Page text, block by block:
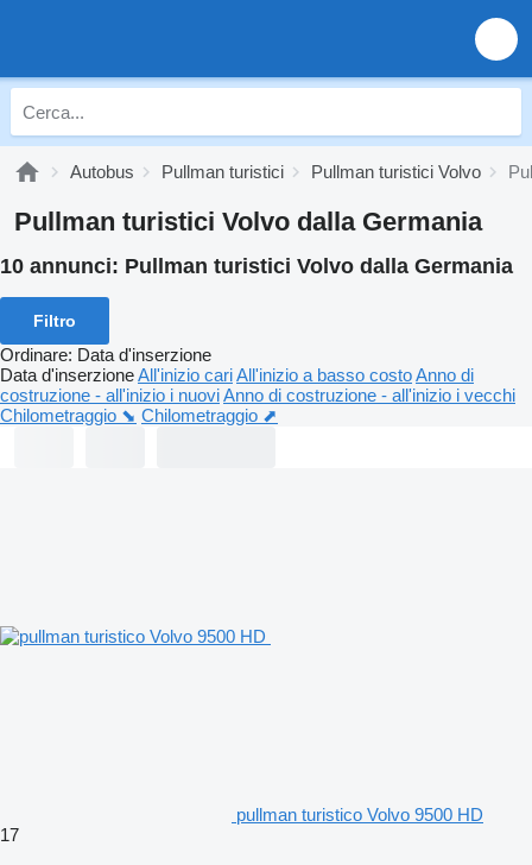
Autobus Pullman turistici Pullman turistici Volvo
Pullman turistici Volvo dalla Germania
10 annunci: Pullman turistici Volvo dalla Germania
Filtro
Ordinare: Data d'inserzione
Data d'inserzioneAll'inizio cariAll'inizio a basso costoAnno di
costruzione - all'inizio i nuoviAnno di costruzione - all'inizio i vecchi
Chilometraggio ⬊ Chilometraggio ⬈
pullman turistico Volvo 9500 HD
17